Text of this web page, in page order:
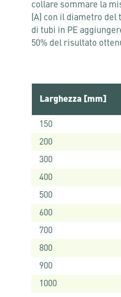
collare sommare la
(A) con il diametro del
di tubi in PE
50% del risultato
Larghezza [mm]
150
200
300
400
500
600
700
800
900
1000